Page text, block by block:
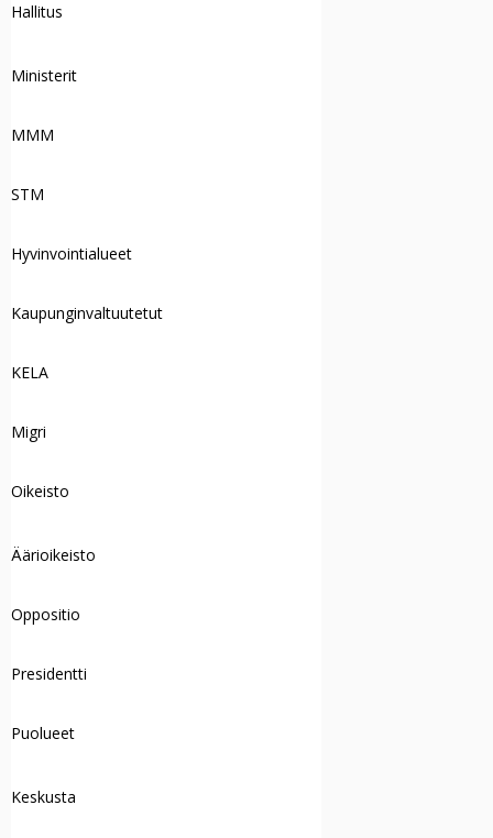
Hallitus
Ministerit
MMM
STM
Hyvinvointialueet
Kaupunginvaltuutetut
KELA
Migri
Oikeisto
Äärioikeisto
Oppositio
Presidentti
Puolueet
Keskusta